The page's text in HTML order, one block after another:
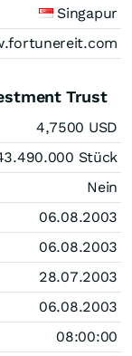
Singapur
Trust
4,7500 USD
Stück
Nein
06.08.2003
06.08.2003
28.07.2003
06.08.2003
08:00:00